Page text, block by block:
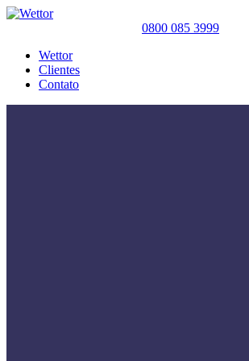
0800 085 3999
Wettor
Clientes
Contato